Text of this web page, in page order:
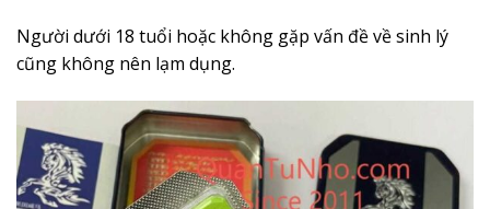
Người dưới 18 tuổi hoặc không gặp vấn đề về sinh lý
cũng không nên lạm dụng.